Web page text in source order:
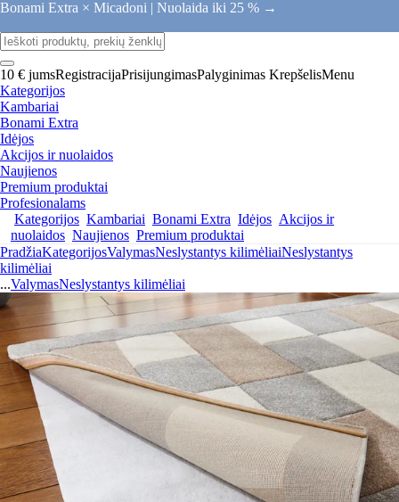
Bonami Extra × Micadoni | Nuolaida iki 25 % →
10 € jumsRegistracijaPrisijungimasPalyginimas KrepšelisMenu
Kategorijos
Kambariai
Bonami Extra
Idėjos
Akcijos ir nuolaidos
Naujienos
Premium produktai
Profesionalams
Kategorijos Kambariai Bonami Extra Idėjos Akcijos ir
nuolaidos Naujienos Premium produktai
PradžiaKategorijosValymasNeslystantys kilimėliaiNeslystantys
kilimėliai
...ValymasNeslystantys kilimėliai